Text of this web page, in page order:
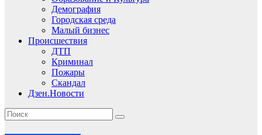
Демография
Городская среда
Малый бизнес
Происшествия
ДТП
Криминал
Пожары
Скандал
Дзен.Новости